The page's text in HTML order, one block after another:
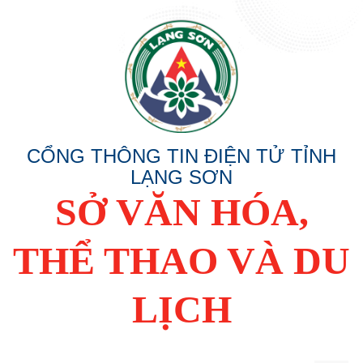
CỔNG THÔNG TIN ĐIỆN TỬ TỈNH
LẠNG SƠN
SỞ VĂN HÓA,
THỂ THAO VÀ DU
LỊCH